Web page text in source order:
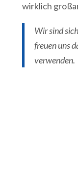
wirklich
Wir sind
freuen uns
verwenden.